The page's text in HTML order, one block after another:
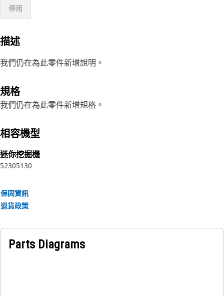
停用
描述
我們仍在為此零件新增說明。
規格
我們仍在為此零件新增規格。
相容機型
迷你挖掘機
52305130
保固資訊
退貨政策
Parts Diagrams